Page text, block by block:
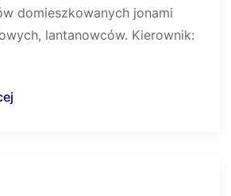
domieszkowanych jonami
lantanowców. Kierownik: